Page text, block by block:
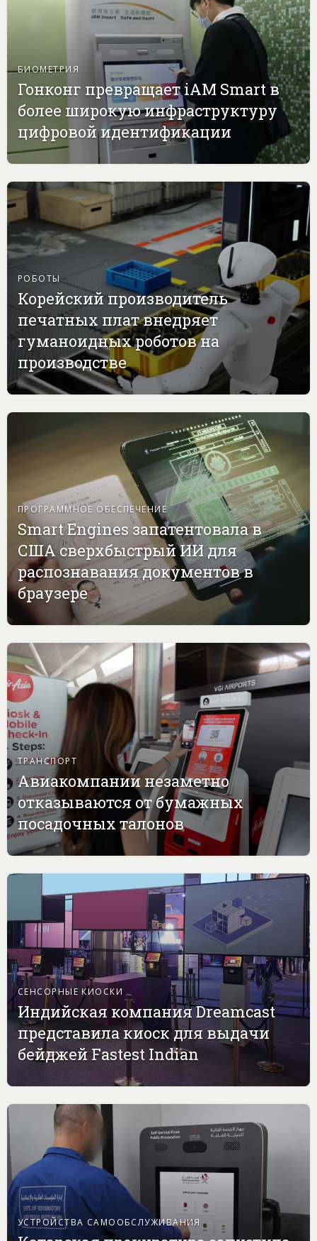
БИОМЕТРИЯ
Гонконг превращает iAM Smart в
более широкую инфраструктуру
цифровой идентификации
РОБОТЫ
Корейский производитель
печатных плат внедряет
гуманоидных роботов на
производстве
ПРОГРАММНОЕ ОБЕСПЕЧЕНИЕ
Smart Engines запатентовала в
США сверхбыстрый ИИ для
распознавания документов в
браузере
ТРАНСПОРТ
Авиакомпании незаметно
отказываются от бумажных
посадочных талонов
СЕНСОРНЫЕ КИОСКИ
Индийская компания Dreamcast
представила киоск для выдачи
бейджей Fastest Indian
УСТРОЙСТВА САМООБСЛУЖИВАНИЯ